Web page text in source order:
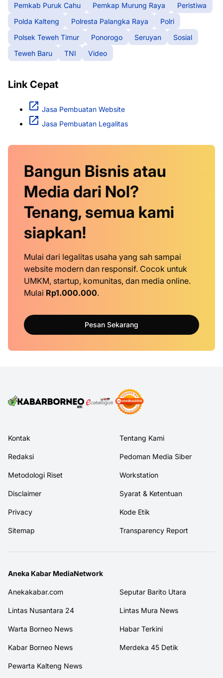
Pemkab Puruk Cahu
Pemkap Murung Raya
Peristiwa
Polda Kalteng
Polresta Palangka Raya
Polri
Polsek Teweh Timur
Ponorogo Seruyan
Sosial
Teweh Baru
TNI Video
Link Cepat
Jasa Pembuatan Website
Jasa Pembuatan Legalitas
Bangun Bisnis atau
Media dari Nol?
Tenang, semua kami
siapkan!
Mulai dari legalitas usaha yang sah sampai
website modern dan responsif. Cocok untuk
UMKM, startup, komunitas, dan media online.
Mulai Rp1.000.000.
Pesan Sekarang
Kontak Tentang Kami
Redaksi Pedoman Media Siber
Metodologi Riset Workstation
Disclaimer Syarat & Ketentuan
Privacy Kode Etik
Sitemap Transparency Report
Aneka Kabar MediaNetwork
Anekakabar.com Seputar Barito Utara
Lintas Nusantara 24 Lintas Mura News
Warta Borneo News Habar Terkini
Kabar Borneo News Merdeka 45 Detik
Pewarta Kalteng News